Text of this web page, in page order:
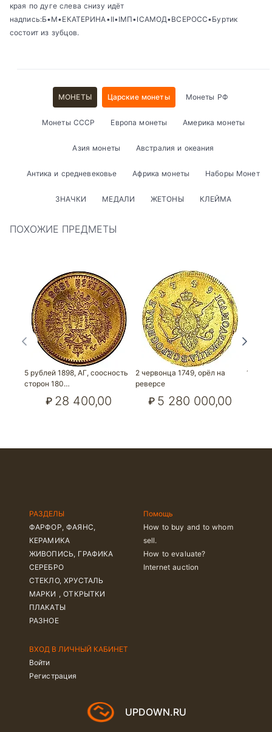
края по дуге слева снизу идёт
надпись:Б•М•ЕКАТЕРИНА•II•IМП•IСАМОД•ВСЕРОСС•Буртик
состоит из зубцов.
МОНЕТЫ Царские монеты Монеты РФ
Монеты СССР Европа монеты Америка монеты
Азия монеты Австралия и океания
Антика и средневековье Африка монеты Наборы Монет
ЗНАЧКИ МЕДАЛИ ЖЕТОНЫ КЛЕЙМА
ПОХОЖИЕ ПРЕДМЕТЫ
5 рублей 1898, АГ, соосность
сторон 180…
₽ 28 400,00
2 червонца 1749, орёл на
реверсе
₽ 5 280 000,00
10
РАЗДЕЛЫ
ФАРФОР, ФАЯНС,
КЕРАМИКА
ЖИВОПИСЬ, ГРАФИКА
СЕРЕБРО
СТЕКЛО, ХРУСТАЛЬ
МАРКИ , ОТКРЫТКИ
ПЛАКАТЫ
РАЗНОЕ
Помощь
How to buy and to whom
sell.
How to evaluate?
Internet auction
ВХОД В ЛИЧНЫЙ КАБИНЕТ
Войти
Регистрация
UPDOWN.RU